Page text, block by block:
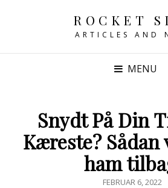
ROCKET
ARTICLES AND
MENU
Snydt På Din
Kæreste?
ham
POSTED
FEBRUAR 6, 2022